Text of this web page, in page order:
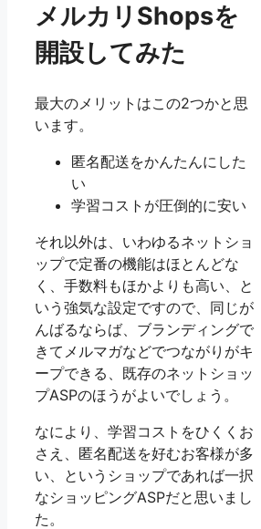
メルカリShopsを
開設してみた
最大のメリットはこの2つかと思
います。
匿名配送をかんたんにした
い
学習コストが圧倒的に安い
それ以外は、いわゆるネットショ
ップで定番の機能はほとんどな
く、手数料もほかよりも高い、と
いう強気な設定ですので、同じが
んばるならば、ブランディングで
きてメルマガなどでつながりがキ
ープできる、既存のネットショッ
プASPのほうがよいでしょう。
なにより、学習コストをひくくお
さえ、匿名配送を好むお客様が多
い、というショップであれば一択
なショッピングASPだと思いまし
た。